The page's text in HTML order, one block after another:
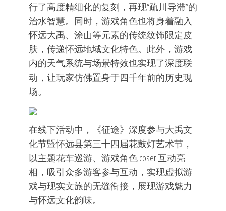
行了高度精细化的复刻，再现“疏川导滞”的
治水智慧。同时，游戏角色也将身着融入
怀远大禹、涂山等元素的传统纹饰限定皮
肤，传递怀远地域文化特色。此外，游戏
内的天气系统与场景特效也实现了深度联
动，让玩家仿佛置身于四千年前的历史现
场。
在线下活动中，《征途》深度参与大禹文
化节暨怀远县第三十四届花鼓灯艺术节，
以主题花车巡游、游戏角色 coser 互动亮
相，吸引众多游客参与互动，实现虚拟游
戏与现实文旅的无缝衔接，展现游戏魅力
与怀远文化韵味。